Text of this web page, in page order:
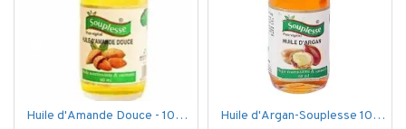
Huile d'Amande Douce - 100% Bio - 60 ml Huile d'Argan-Souplesse 100% Bio - 60 ml